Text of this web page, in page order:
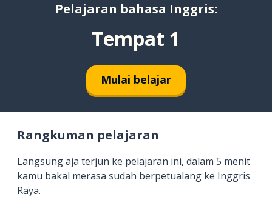
Pelajaran bahasa Inggris:
Tempat 1
Mulai belajar
Rangkuman pelajaran
Langsung aja terjun ke pelajaran ini, dalam 5 menit
kamu bakal merasa sudah berpetualang ke Inggris
Raya.